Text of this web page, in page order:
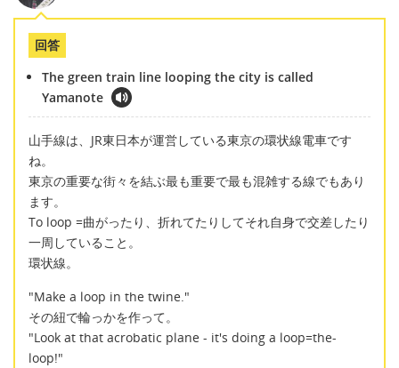
回答
The green train line looping the city is called
Yamanote
山手線は、JR東日本が運営している東京の環状線電車です
ね。
東京の重要な街々を結ぶ最も重要で最も混雑する線でもあり
ます。
To loop =曲がったり、折れてたりしてそれ自身で交差したり
一周していること。
環状線。
"Make a loop in the twine."
その紐で輪っかを作って。
"Look at that acrobatic plane - it's doing a loop=the-
loop!"